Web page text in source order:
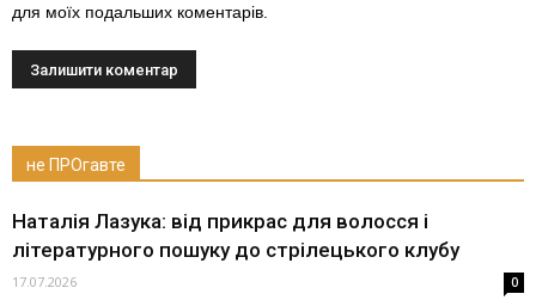
для моїх подальших коментарів.
не ПРОгавте
Наталія Лазука: від прикрас для волосся і
літературного пошуку до стрілецького клубу
17.07.2026 0